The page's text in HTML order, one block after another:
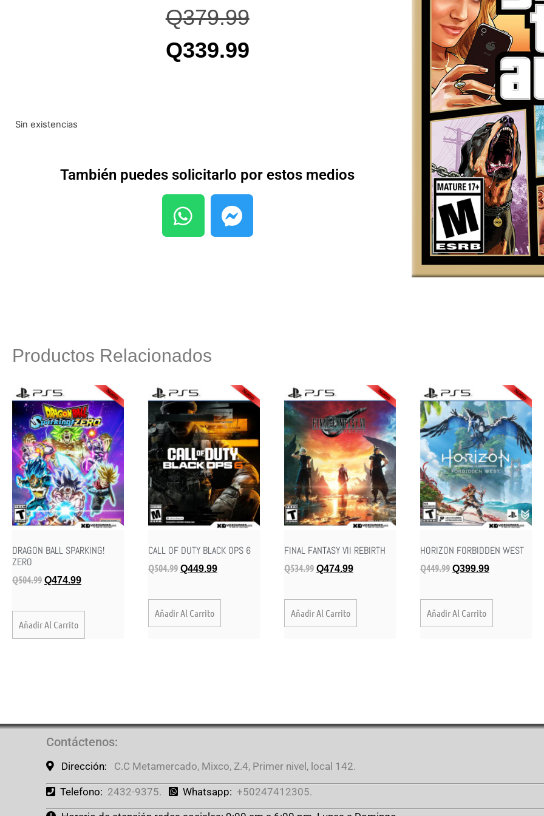
Q379.99
Q339.99
Sin existencias
También puedes solicitarlo por estos medios
Productos Relacionados
DRAGON BALL SPARKING!
ZERO
Q504.99 Q474.99
Añadir Al Carrito
CALL OF DUTY BLACK OPS 6
Q504.99 Q449.99
Añadir Al Carrito
FINAL FANTASY VII REBIRTH
Q534.99 Q474.99
Añadir Al Carrito
HORIZON FORBIDDEN WEST
Q449.99 Q399.99
Añadir Al Carrito
Contáctenos:
Dirección: C.C Metamercado, Mixco, Z.4, Primer nivel, local 142.
Telefono: 2432-9375. Whatsapp: +50247412305.